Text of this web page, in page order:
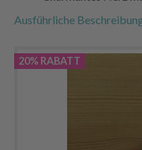
Ausführliche
20% RABATT